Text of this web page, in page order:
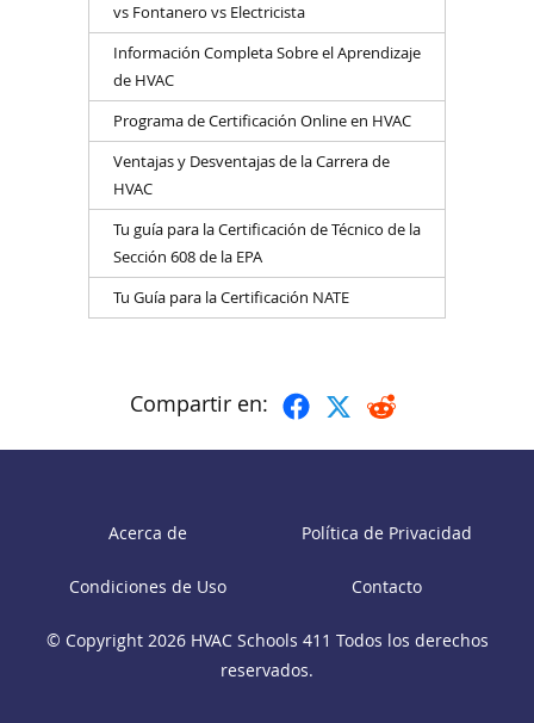
vs Fontanero vs Electricista
Información Completa Sobre el Aprendizaje
de HVAC
Programa de Certificación Online en HVAC
Ventajas y Desventajas de la Carrera de
HVAC
Tu guía para la Certificación de Técnico de la
Sección 608 de la EPA
Tu Guía para la Certificación NATE
Compartir en:
Acerca de Política de Privacidad
Condiciones de Uso Contacto
© Copyright 2026 HVAC Schools 411 Todos los derechos
reservados.